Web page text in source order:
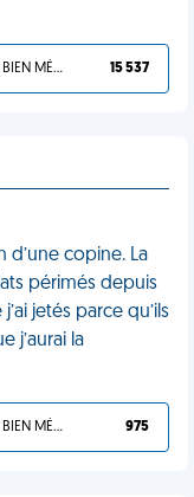
TU L'AS BIEN MÉRITÉ 15 537
d’une copine. La
périmés depuis
jetés parce qu’ils
j’aurai la
TU L'AS BIEN MÉRITÉ 975